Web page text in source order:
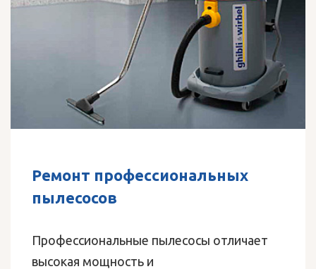
Ремонт профессиональных
пылесосов
Профессиональные пылесосы отличает
высокая мощность и